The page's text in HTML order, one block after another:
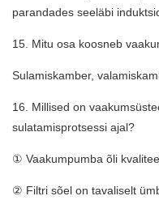
parandades seeläbi
15. Mitu osa koosneb
Sulamiskamber,
16. Millised on
sulatamisprotsessi ajal?
① Vaakumpumba õli
② Filtri sõel on tavaliselt